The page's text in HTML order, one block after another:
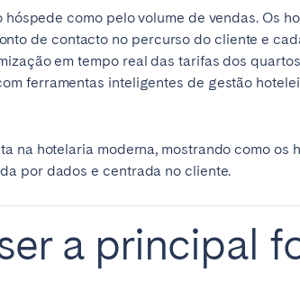
como pelo volume de vendas. Os
de contacto no percurso do cliente e
em tempo real das tarifas dos
ferramentas inteligentes de gestão
na hotelaria moderna, mostrando como os
por dados e centrada no cliente.
a principal
La Gomera
La Palma
Lucerne
Zug